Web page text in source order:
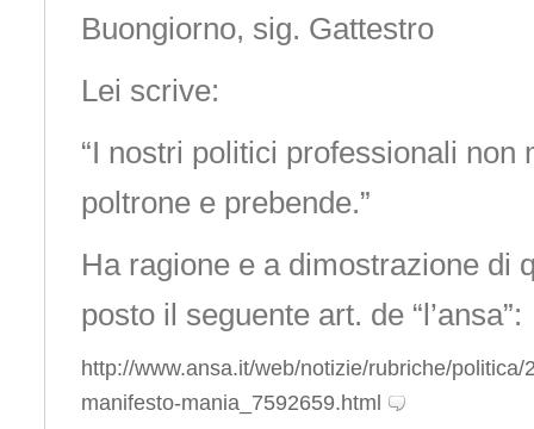
Buongiorno, sig. Gattestro
Lei scrive:
“I nostri politici professionali non
poltrone e prebende.”
Ha ragione e a dimostrazione di
posto il seguente art. de “l’ansa”:
http://www.ansa.it/web/notizie/rubriche/
manifesto-mania_7592659.html